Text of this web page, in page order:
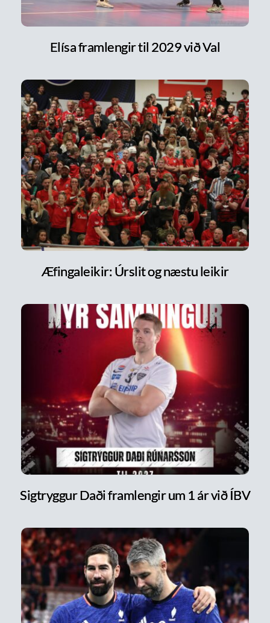
Elísa framlengir til 2029 við Val
Æfingaleikir: Úrslit og næstu leikir
Sigtryggur Daði framlengir um 1 ár við ÍBV